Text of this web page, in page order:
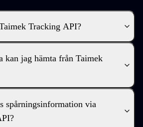
Tracking API?
kan jag hämta från Taimek
spårningsinformation via